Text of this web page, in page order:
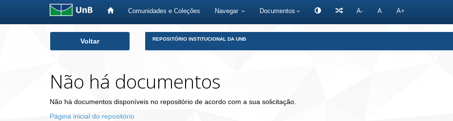
Comunidades e Coleções Navegar Documentos A- A A+
Voltar REPOSITÓRIO INSTITUCIONAL DA UNB
Não há documentos
Não há documentos disponíveis no repositório de acordo com a sua solicitação.
Página inicial do repositório